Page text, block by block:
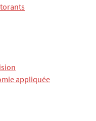
appliquée